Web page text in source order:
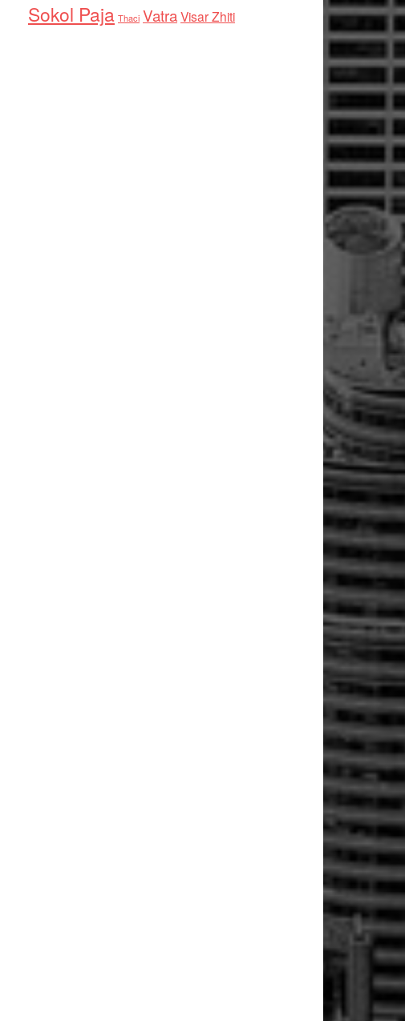
Sokol Paja Thaci VatraVisar Zhiti